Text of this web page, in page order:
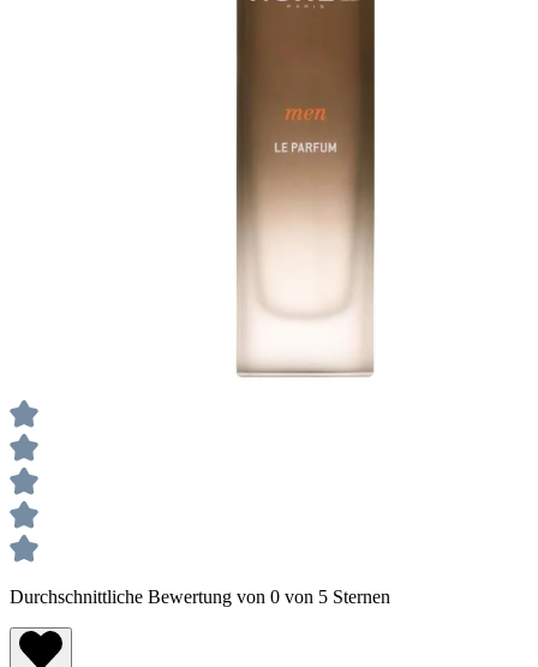
Durchschnittliche Bewertung von 0 von 5 Sternen